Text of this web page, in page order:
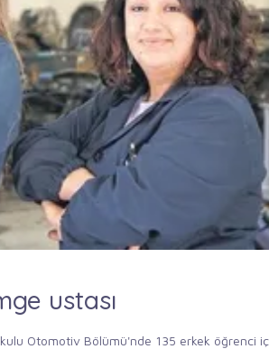
ustası
Otomotiv Bölümü'nde 135 erkek öğrenci